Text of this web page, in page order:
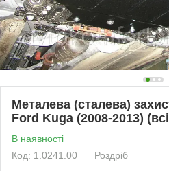
Металева (сталева)
Ford Kuga (2008-2013)
В наявності
Код: 1.0241.00
Роздріб